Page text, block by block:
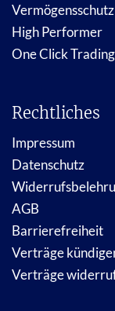
Vermögensschutz
High Performer
One Click Trading
Rechtliches
Impressum
Datenschutz
AGB
Barrierefreiheit
Verträge
Verträge